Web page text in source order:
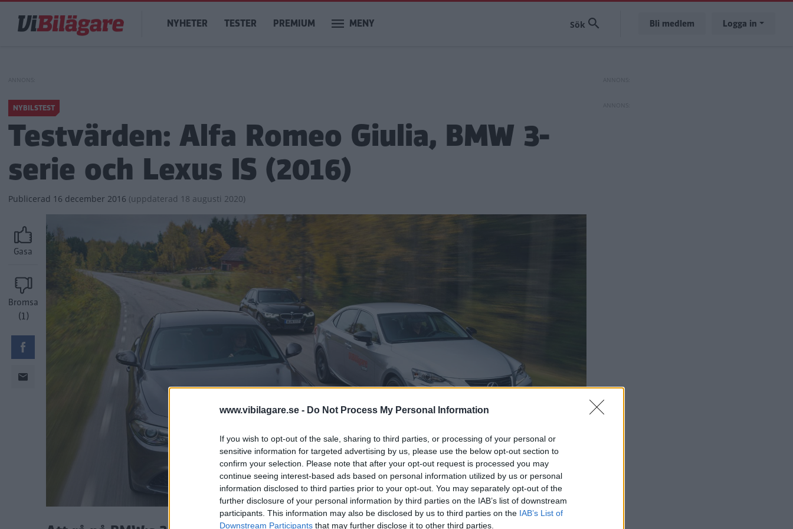
www.vibilagare.se - Do Not Process My Personal Information
If you wish to opt-out of the sale, sharing to third parties, or processing of your personal or
sensitive information for targeted advertising by us, please use the below opt-out section to
confirm your selection. Please note that after your opt-out request is processed you may
continue seeing interest-based ads based on personal information utilized by us or personal
information disclosed to third parties prior to your opt-out. You may separately opt-out of the
further disclosure of your personal information by third parties on the IAB’s list of downstream
participants. This information may also be disclosed by us to third parties on the IAB’s List of
Downstream Participants that may further disclose it to other third parties.
huvudinnehåll
Main
navigation
NYHETER TESTER PREMIUM MENY Bli medlem Logga in
NYBILSTEST
Testvärden: Alfa Romeo Giulia, BMW 3-
serie och Lexus IS (2016)
Publicerad 16 december 2016 (uppdaterad 18 augusti 2020)
Gasa
Bromsa
(1)